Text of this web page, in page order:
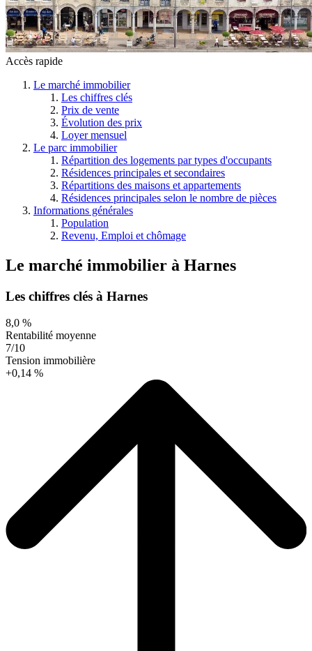
Accès rapide
Le marché immobilier
Les chiffres clés
Prix de vente
Évolution des prix
Loyer mensuel
Le parc immobilier
Répartition des logements par types d'occupants
Résidences principales et secondaires
Répartitions des maisons et appartements
Résidences principales selon le nombre de pièces
Informations générales
Population
Revenu, Emploi et chômage
Le marché immobilier à Harnes
Les chiffres clés à Harnes
8,0 %
Rentabilité moyenne
7/10
Tension immobilière
+0,14 %